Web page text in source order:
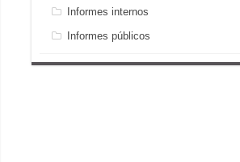
Informes internos
Informes públicos